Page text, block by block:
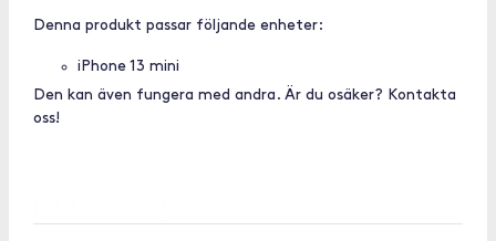
Denna produkt passar följande enheter:
iPhone 13 mini
Den kan även fungera med andra. Är du osäker? Kontakta
oss!